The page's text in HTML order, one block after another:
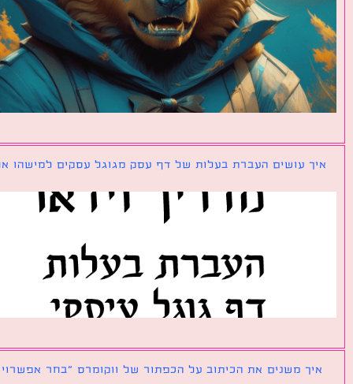
עושים העברת בעלות של דף עסק מגוגל עסקים למישהו אחר?
משנים את הכיתוב על הכפתור של ווקומרס ״בחר אפשרויות״